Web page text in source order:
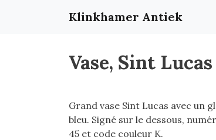
Klinkhamer Antiek
Vase, Sint Lucas
Grand vase Sint Lucas avec un
bleu. Signé sur le dessous,
45 et code couleur K.